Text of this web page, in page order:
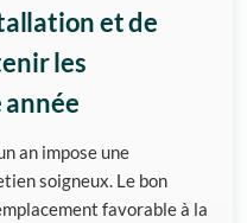
et de
les
année
an impose une
soigneux. Le bon
favorable à la